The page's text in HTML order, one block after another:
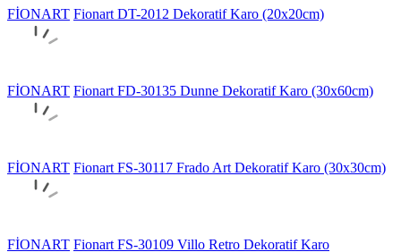
FİONART Fionart DT-2012 Dekoratif Karo (20x20cm)
FİONART Fionart FD-30135 Dunne Dekoratif Karo (30x60cm)
FİONART Fionart FS-30117 Frado Art Dekoratif Karo (30x30cm)
FİONART Fionart FS-30109 Villo Retro Dekoratif Karo